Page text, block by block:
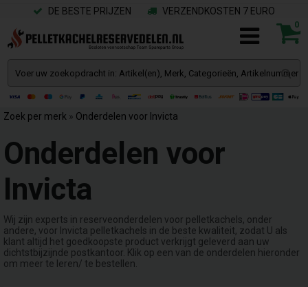
DE BESTE PRIJZEN VERZENDKOSTEN 7 EURO
0
Zoek per merk » Onderdelen voor Invicta
Onderdelen voor
Invicta
Wij zijn experts in reserveonderdelen voor pelletkachels, onder
andere, voor Invicta pelletkachels in de beste kwaliteit, zodat U als
klant altijd het goedkoopste product verkrijgt geleverd aan uw
dichtstbijzijnde postkantoor. Klik op een van de onderdelen hieronder
om meer te leren/ te bestellen.